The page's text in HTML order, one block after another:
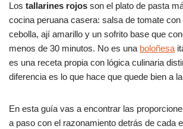
c
e
b
o
k
at
s
A
p
m
p
ar
tir
Los tallarines rojos son el plato de pasta
cocina peruana casera: salsa de tomate con
cebolla, ají amarillo y un sofrito base que
menos de 30 minutos. No es una boloñesa
es una receta propia con lógica culinaria
diferencia es lo que hace que quede bien a
En esta guía vas a encontrar las
a paso con el razonamiento detrás de cada